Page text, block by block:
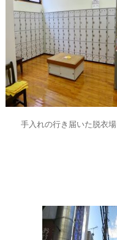
手入れの行き届いた脱衣場